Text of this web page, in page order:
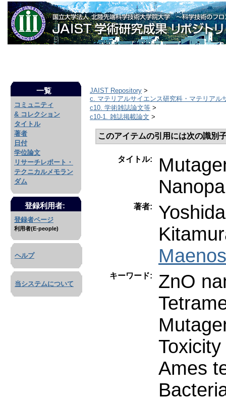
一覧
コミュニティ
& コレクション
タイトル
著者
日付
学位論文
リサーチレポート・
テクニカルメモラン
ダム
登録利用者:
登録者ページ
利用者(E-people)
ヘルプ
当システムについて
JAIST Repository >
c. マテリアルサイエンス研究科・マテリアル
c10. 学術雑誌論文等 >
c10-1. 雑誌掲載論文 >
このアイテムの引用には次の識別
タイトル:
著者:
キーワード:
ZnO
Toxicity
Ames